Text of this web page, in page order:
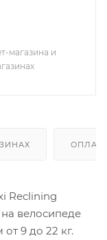
магазина и
Reclining
велосипеде
9 до 22 кг.